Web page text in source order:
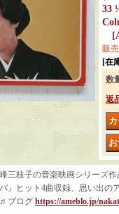
33
[
販
[在
数
返
三枝子の音楽映画シリーズ
』ヒット4曲収録、思い出の
ブログ https://ameblo.jp/